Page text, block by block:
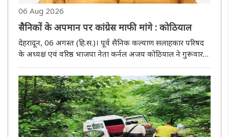
06 Aug 2026
सैनिकों के अपमान पर कांग्रेस माफी मांगे : कोठियाल
देहरादून, 06 अगस्त (हि.स.)। पूर्व सैनिक कल्याण सलाहकार परिषद
के अध्यक्ष एवं वरिष्ठ भाजपा नेता कर्नल अजय कोठियाल ने गुरूवार
काे कांग्रेस पर पूर्व सैनिकों के अपमान का आरोप लगाते हुए माफी
मांगने की मांग की है। उन्होंने कहा कि अग्निवीर योजना को लेकर ..